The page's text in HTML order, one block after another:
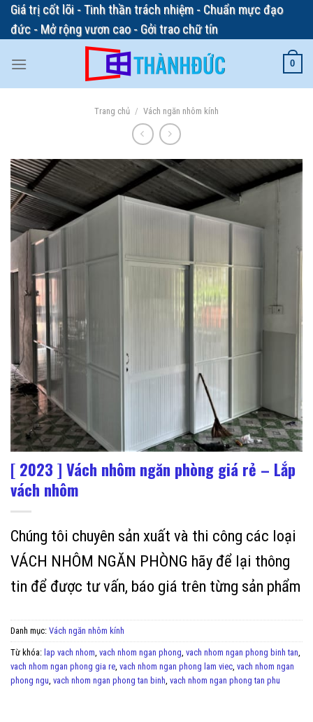
Skip
content
Giá trị cốt lõi - Tinh thần trách nhiệm - Chuẩn mực đạo
đức - Mở rộng vươn cao - Gởi trao chữ tín
0
Trang chủ / Vách ngăn nhôm kính
[ 2023 ] Vách nhôm ngăn phòng giá rẻ – Lắp
vách nhôm
Chúng tôi chuyên sản xuất và thi công các loại
VÁCH NHÔM NGĂN PHÒNG hãy để lại thông
tin để được tư vấn, báo giá trên từng sản phẩm
Danh mục: Vách ngăn nhôm kính
Từ khóa: lap vach nhom, vach nhom ngan phong, vach nhom ngan phong binh tan,
vach nhom ngan phong gia re, vach nhom ngan phong lam viec, vach nhom ngan
phong ngu, vach nhom ngan phong tan binh, vach nhom ngan phong tan phu